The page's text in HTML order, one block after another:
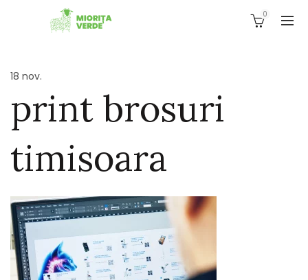
0
18 nov.
print brosuri
timisoara